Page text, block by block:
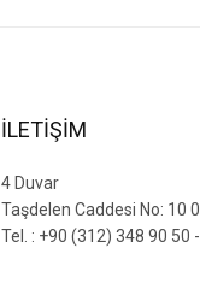
İLETİŞİM
4 Duvar
Taşdelen Caddesi No: 10
Tel. : +90 (312) 348 90 50